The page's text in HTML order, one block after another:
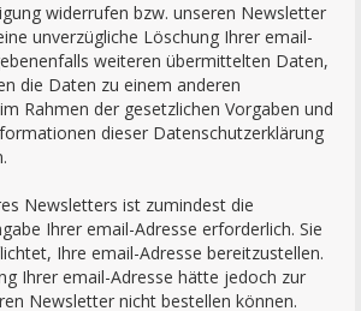
widerrufen bzw. unseren Newsletter
unverzügliche Löschung Ihrer email-
weiteren übermittelten Daten,
die Daten zu einem anderen
Rahmen der gesetzlichen Vorgaben und
dieser Datenschutzerklärung
Newsletters ist zumindest die
Ihrer email-Adresse erforderlich. Sie
Ihre email-Adresse bereitzustellen.
Ihrer email-Adresse hätte jedoch zur
Newsletter nicht bestellen können.